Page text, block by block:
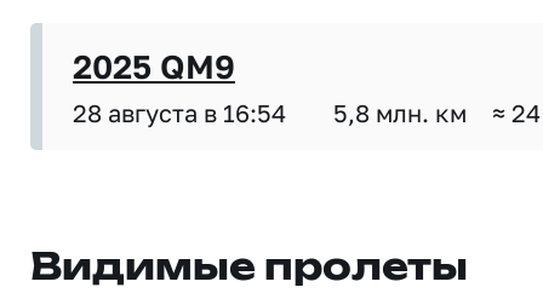
2025 QM9
28 августа в 16:54 5,8 млн. км ≈
Видимые пролеты